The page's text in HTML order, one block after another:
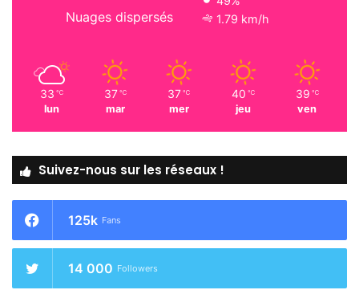
Nuages dispersés
1.79 km/h
33 ℃
lun
37 ℃
mar
37 ℃
mer
40 ℃
jeu
39 ℃
ven
Suivez-nous sur les réseaux !
125k Fans
14 000 Followers